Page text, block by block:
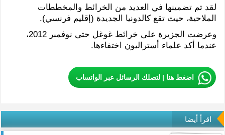
لقد تم تضمينها في العديد من الخرائط والمخططات
الملاحية، حيث تقع كالدونيا الجديدة (إقليم فرنسي).
وعرضت الجزيرة على خرائط غوغل حتى نوفمبر 2012،
عندما أكد علماء أستراليون اختفاءها.
اضغط هنا | لتصلك الرسائل عبر الواتساب
اقرأ أيضا